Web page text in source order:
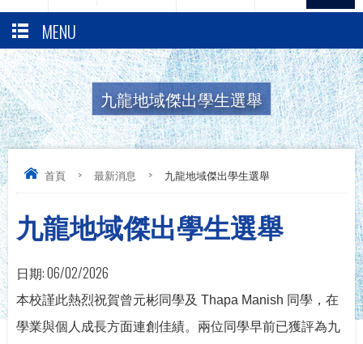
MENU
九龍地域傑出學生選舉
首頁 > 最新消息 > 九龍地域傑出學生選舉
九龍地域傑出學生選舉
日期:06/02/2026
本校謹此熱烈祝賀曾元彬同學及 Thapa Manish 同學，在
學業與個人成長方面連創佳績。兩位同學早前已獲評為九